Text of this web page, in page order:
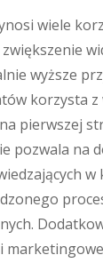
wiele
wyższe
korzysta
pierwszej
pozwala na